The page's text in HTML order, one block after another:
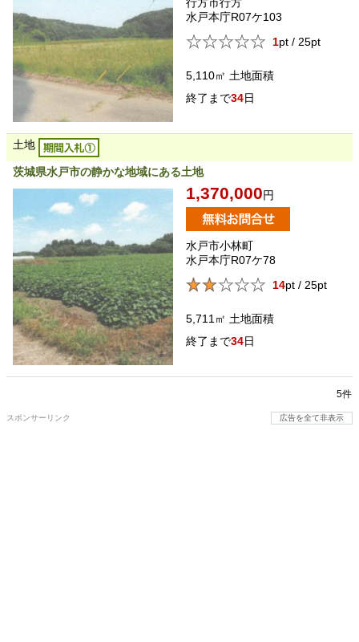
水戸本庁R07ケ103
1pt / 25pt
5,110㎡ 土地面積
34日
土地
茨城県水戸市の静かな地域にある土地
1,370,000円
水戸市小林町
水戸本庁R07ケ78
14pt / 25pt
5,711㎡ 土地面積
34日
5件
スポンサーリンク 広告を全て非表示